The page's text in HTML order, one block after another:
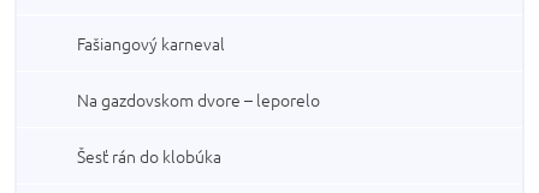
Fašiangový karneval
Na gazdovskom dvore – leporelo
Šesť rán do klobúka